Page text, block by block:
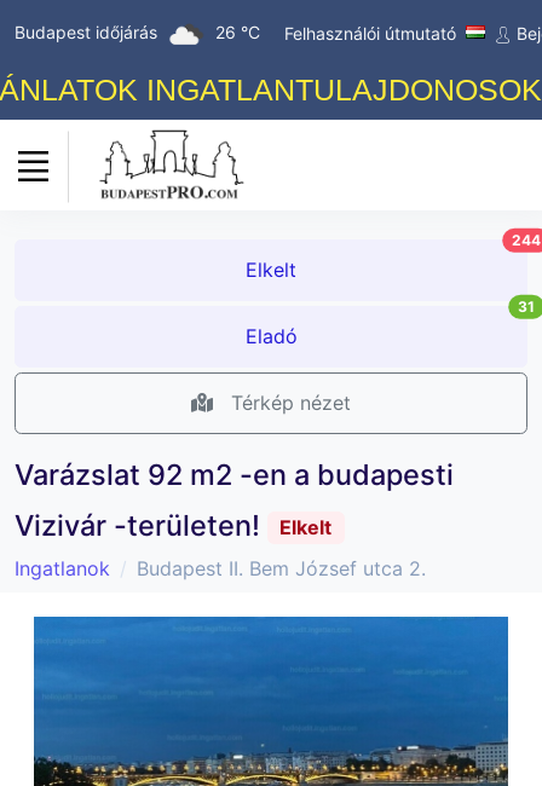
Budapest időjárás 26 °C Felhasználói útmutató
Elkelt
244
Eladó
31
Térkép nézet
Varázslat 92 m2 -en a budapesti
Vizivár -területen!
Elkelt
Ingatlanok
Budapest II. Bem József utca 2.